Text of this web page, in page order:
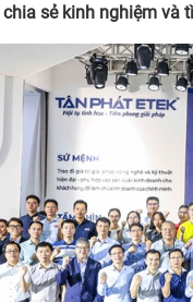
sẻ kinh nghiệm